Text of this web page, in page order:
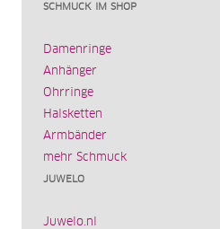
SCHMUCK IM SHOP
Damenringe
Anhänger
Ohrringe
Halsketten
Armbänder
mehr Schmuck
JUWELO
Juwelo.nl